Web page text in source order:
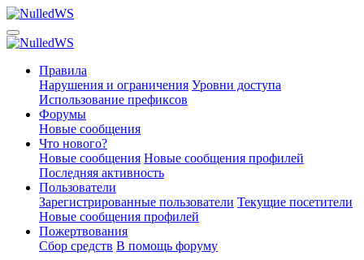
Правила
Нарушения и ограничения Уровни доступа
Использование префиксов
Форумы
Новые сообщения
Что нового?
Новые сообщения Новые сообщения профилей
Последняя активность
Пользователи
Зарегистрированные пользователи Текущие посетители
Новые сообщения профилей
Пожертвования
Сбор средств В помощь форуму